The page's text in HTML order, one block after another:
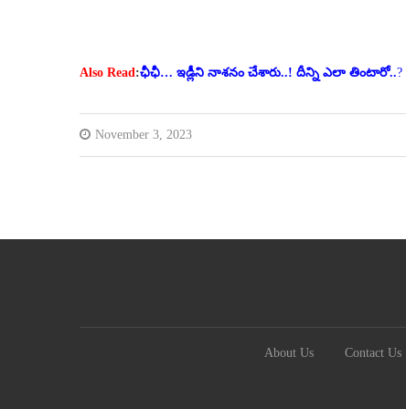
Also Read :ఛీఛీ… ఇడ్లీని నాశనం చేశారు..! దీన్ని ఎలా తింటారో..?
November 3, 2023
About Us Contact Us